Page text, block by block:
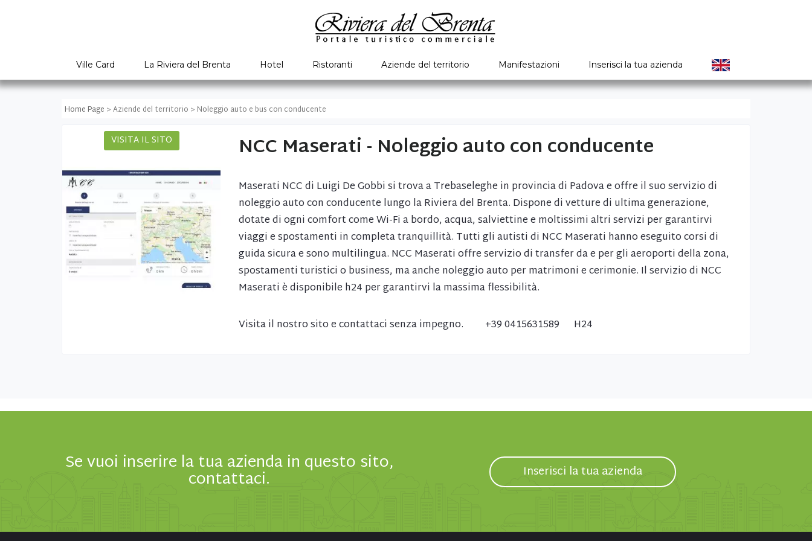
Ville Card La Riviera del Brenta Hotel Ristoranti Aziende del territorio Manifestazioni Inserisci la tua azienda
Home Page > Aziende del territorio > Noleggio auto e bus con conducente
VISITA IL SITO NCC Maserati - Noleggio auto con conducente
Maserati NCC di Luigi De Gobbi si trova a Trebaseleghe in provincia di Padova e offre il suo servizio di
noleggio auto con conducente lungo la Riviera del Brenta. Dispone di vetture di ultima generazione,
dotate di ogni comfort come Wi-Fi a bordo, acqua, salviettine e moltissimi altri servizi per garantirvi
viaggi e spostamenti in completa tranquillità. Tutti gli autisti di NCC Maserati hanno eseguito corsi di
guida sicura e sono multilingua. NCC Maserati offre servizio di transfer da e per gli aeroporti della zona,
spostamenti turistici o business, ma anche noleggio auto per matrimoni e cerimonie. Il servizio di NCC
Maserati è disponibile h24 per garantirvi la massima flessibilità.
Visita il nostro sito e contattaci senza impegno. +39 0415631589 H24
Se vuoi inserire la tua azienda in questo sito,
contattaci. Inserisci la tua azienda